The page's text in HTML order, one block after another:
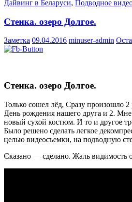
Дайвинг в Беларуси, Подводное
Стенка. озеро Долгое.
Заметка 09.04.2016 minuser-admin
Стенка. озеро Долгое.
Только сошел лёд, Сразу произошло
День рождения нашего друга и 2.
новый сухой костюм. И то и другое
Было решено сделать легкое
целью видеосъемки, на подводную
Сказано — сделано. Жаль видимость